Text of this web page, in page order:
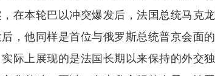
在本轮巴以冲突爆发后，法国总统马克
，他同样是首位与俄罗斯总统普京会面
际上展现的是法国长期以来保持的外交